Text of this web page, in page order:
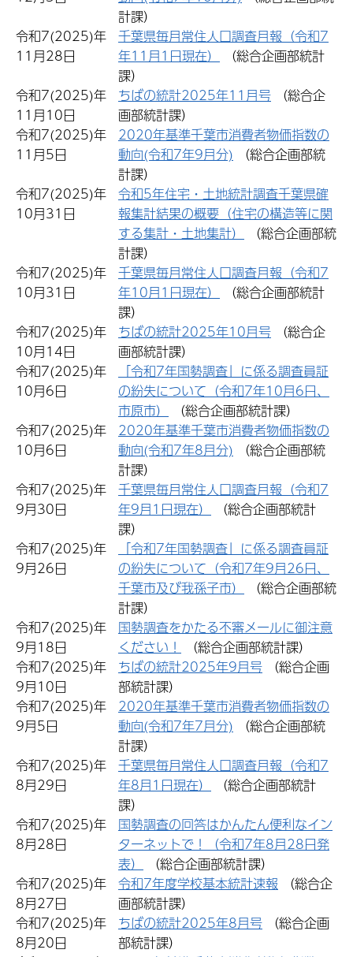
計課）
令和7(2025)年
11月28日
千葉県毎月常住人口調査月報（令和7
年11月1日現在）
課）
令和7(2025)年
11月10日
ちばの統計2025年11月号
画部統計課）
令和7(2025)年
11月5日
2020年基準千葉市消費者物価指数の
動向(令和7年9月分)
計課）
令和7(2025)年
10月31日
令和5年住宅・土地統計調査千葉県確
報集計結果の概要（住宅の構造等に関
する集計・土地集計）
計課）
令和7(2025)年
10月31日
千葉県毎月常住人口調査月報（令和7
年10月1日現在）
課）
令和7(2025)年
10月14日
ちばの統計2025年10月号
画部統計課）
令和7(2025)年
10月6日
「令和7年国勢調査」に係る調査員証
の紛失について（令和7年10月6日、
市原市）
（総合企画部統計課）
令和7(2025)年
10月6日
2020年基準千葉市消費者物価指数の
動向(令和7年8月分)
計課）
令和7(2025)年
9月30日
千葉県毎月常住人口調査月報（令和7
年9月1日現在）
課）
令和7(2025)年
9月26日
「令和7年国勢調査」に係る調査員証
の紛失について（令和7年9月26日、
千葉市及び我孫子市）
計課）
令和7(2025)年
9月18日
国勢調査をかたる不審メールに御注意
ください！
（総合企画部統計課）
令和7(2025)年
9月10日
ちばの統計2025年9月号
部統計課）
令和7(2025)年
9月5日
2020年基準千葉市消費者物価指数の
動向(令和7年7月分)
計課）
令和7(2025)年
8月29日
千葉県毎月常住人口調査月報（令和7
年8月1日現在）
課）
令和7(2025)年
8月28日
国勢調査の回答はかんたん便利なイン
ターネットで！（令和7年8月28日発
表）
（総合企画部統計課）
令和7(2025)年
8月27日
令和7年度学校基本統計速報
画部統計課）
令和7(2025)年
8月20日
ちばの統計2025年8月号
部統計課）